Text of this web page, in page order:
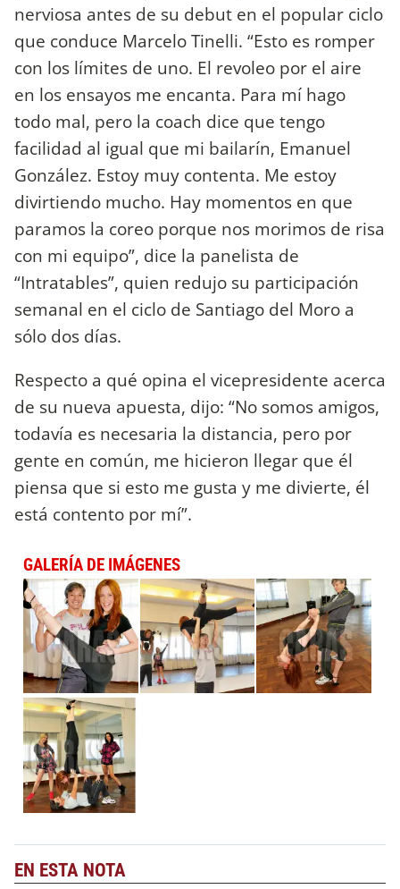
nerviosa antes de su debut en el popular ciclo
que conduce Marcelo Tinelli. “Esto es romper
con los límites de uno. El revoleo por el aire
en los ensayos me encanta. Para mí hago
todo mal, pero la coach dice que tengo
facilidad al igual que mi bailarín, Emanuel
González. Estoy muy contenta. Me estoy
divirtiendo mucho. Hay momentos en que
paramos la coreo porque nos morimos de risa
con mi equipo”, dice la panelista de
“Intratables”, quien redujo su participación
semanal en el ciclo de Santiago del Moro a
sólo dos días.
Respecto a qué opina el vicepresidente acerca
de su nueva apuesta, dijo: “No somos amigos,
todavía es necesaria la distancia, pero por
gente en común, me hicieron llegar que él
piensa que si esto me gusta y me divierte, él
está contento por mí”.
GALERÍA DE IMÁGENES
EN ESTA NOTA